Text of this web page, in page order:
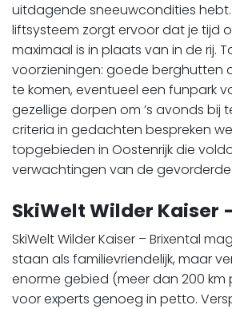
uitdagende sneeuwcondities
liftsysteem zorgt ervoor dat je tijd
maximaal is in plaats van in de rij.
voorzieningen: goede berghutten
te komen, eventueel een funpark
gezellige dorpen om ’s avonds bij
criteria in gedachten bespreken
topgebieden in Oostenrijk die
verwachtingen van de gevorderde
SkiWelt Wilder Kaiser
SkiWelt Wilder Kaiser – Brixental
staan als familievriendelijk, maar
enorme gebied (meer dan 200 km
voor experts genoeg in petto.